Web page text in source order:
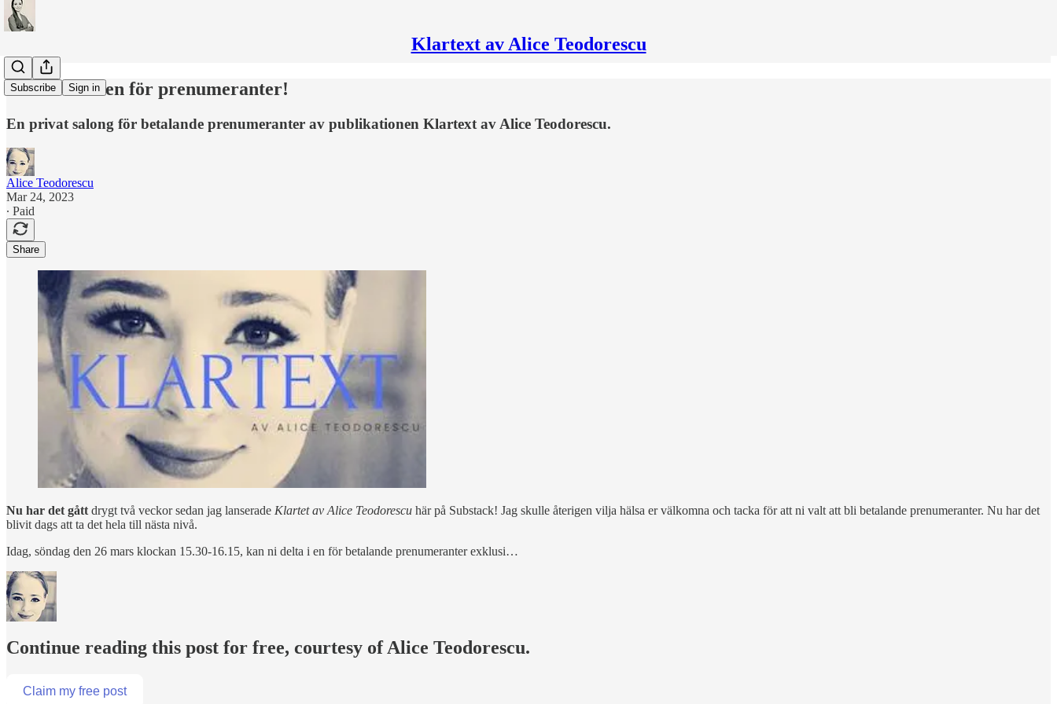
Klartext av Alice Teodorescu
Subscribe Sign in
Delta i chatten för prenumeranter!
En privat salong för betalande prenumeranter av publikationen Klartext av Alice Teodorescu.
Alice Teodorescu
Mar 24, 2023
∙ Paid
Share
Nu har det gåttdrygt två veckor sedan jag lanserade Klartet av Alice Teodorescu här på Substack! Jag skulle återigen vilja hälsa er välkomna och tacka för att ni valt att bli betalande prenumeranter. Nu har det
blivit dags att ta det hela till nästa nivå.
Idag, söndag den 26 mars klockan 15.30-16.15, kan ni delta i en för betalande prenumeranter exklusi…
Continue reading this post for free, courtesy of Alice Teodorescu.
Claim my free post